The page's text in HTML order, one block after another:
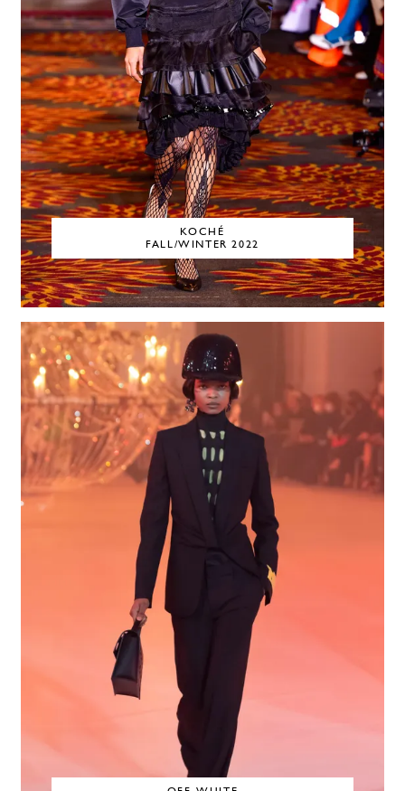
KOCHÉ
FALL/WINTER 2022